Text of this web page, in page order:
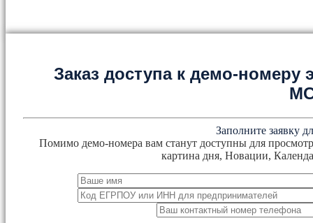
Заказ доступа к демо-номеру
Заполните заявку
Помимо демо-номера вам станут доступны для
картина дня, Новации,